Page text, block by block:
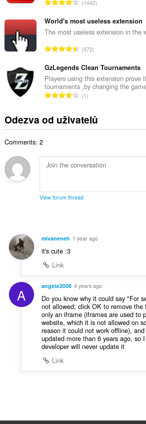
e
t
h
d
o
c
e
n
:
v
p
o
č
e
t
h
o
d
o
c
í
:
l
k
v
p
o
č
e
h
o
o
n
í
1442
World's most useless extension
The most useless extension in the
C
l
k
o
v
p
o
t
h
n
n
572
GzLegends Clean Tournaments
Players using this extension prove
tournaments ,by changing the
C
k
ý
p
e
d
e
n
í
:
1
Odezva od uživatelů
Comments: 2
View forum thread
mivaneneh 1 year ago
it's cute :3
Link
A angelo2008 4 years ago
Do you know why it could say "For
not allowed; click OK to remove the
only an iframe (iframes are used to
website, which it is not allowed on
reason it could not work offline),
updated more than 6 years ago, so
developer will never update it
Link